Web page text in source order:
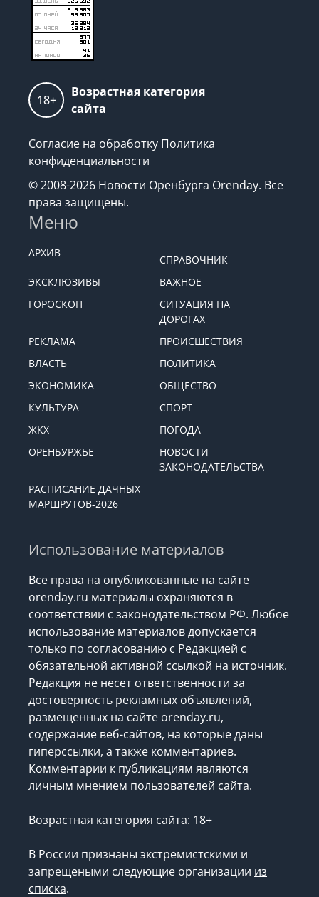
18+
Возрастная категория
сайта
Согласие на обработку Политика
конфиденциальности
© 2008-2026 Новости Оренбурга Orenday. Все
права защищены.
Меню
АРХИВ
СПРАВОЧНИК
ЭКСКЛЮЗИВЫ
ВАЖНОЕ
ГОРОСКОП
СИТУАЦИЯ НА
ДОРОГАХ
РЕКЛАМА
ПРОИСШЕСТВИЯ
ВЛАСТЬ
ПОЛИТИКА
ЭКОНОМИКА
ОБЩЕСТВО
КУЛЬТУРА
СПОРТ
ЖКХ
ПОГОДА
ОРЕНБУРЖЬЕ
НОВОСТИ
ЗАКОНОДАТЕЛЬСТВА
РАСПИСАНИЕ ДАЧНЫХ
МАРШРУТОВ-2026
Использование материалов
Все права на опубликованные на сайте
orenday.ru материалы охраняются в
соответствии с законодательством РФ. Любое
использование материалов допускается
только по согласованию с Редакцией с
обязательной активной ссылкой на источник.
Редакция не несет ответственности за
достоверность рекламных объявлений,
размещенных на сайте orenday.ru,
содержание веб-сайтов, на которые даны
гиперссылки, а также комментариев.
Комментарии к публикациям являются
личным мнением пользователей сайта.
Возрастная категория сайта: 18+
В России признаны экстремистскими и
запрещеными следующие организации из
списка.